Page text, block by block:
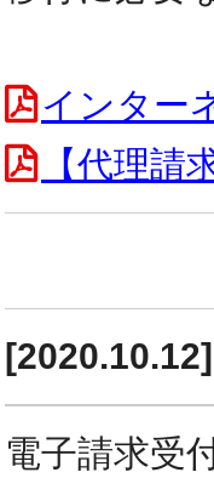
インター
【代理
[2020.10.12]
電子請求受